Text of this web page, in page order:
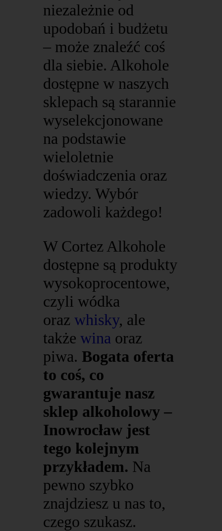
niezależnie od
upodobań i budżetu
– może znaleźć coś
dla siebie. Alkohole
dostępne w naszych
sklepach są starannie
wyselekcjonowane
na podstawie
wieloletnie
doświadczenia oraz
wiedzy. Wybór
zadowoli każdego!
W Cortez Alkohole
dostępne są produkty
wysokoprocentowe,
czyli wódka
orazwhisky, ale
takżewina oraz
piwa.Bogata oferta
to coś, co
gwarantuje nasz
sklep alkoholowy –
Inowrocław jest
tego kolejnym
przykładem. Na
pewno szybko
znajdziesz u nas to,
czego szukasz.